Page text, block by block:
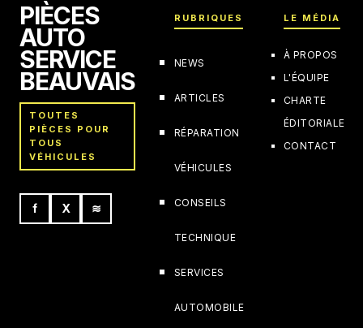
PIÈCES
AUTO
SERVICE
BEAUVAIS
TOUTES
PIÈCES POUR
TOUS
VÉHICULES
f X ≋
RUBRIQUES
NEWS
ARTICLES
RÉPARATION
VÉHICULES
CONSEILS
TECHNIQUE
SERVICES
AUTOMOBILE
LE MÉDIA
À PROPOS
L'ÉQUIPE
CHARTE
ÉDITORIALE
CONTACT